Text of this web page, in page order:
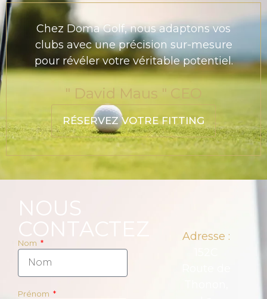
Chez Doma Golf, nous adaptons vos
clubs avec une précision sur-mesure
pour révéler votre véritable potentiel.
" David Maus " CEO
RÉSERVEZ VOTRE FITTING
NOUS
CONTACTEZ
Nom
Prénom
Adresse :